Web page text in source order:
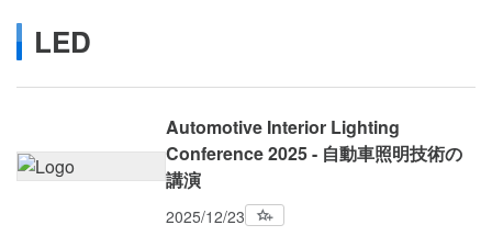
LED
Automotive Interior Lighting
Conference 2025 - 自動車照明技術の
講演
2025/12/23